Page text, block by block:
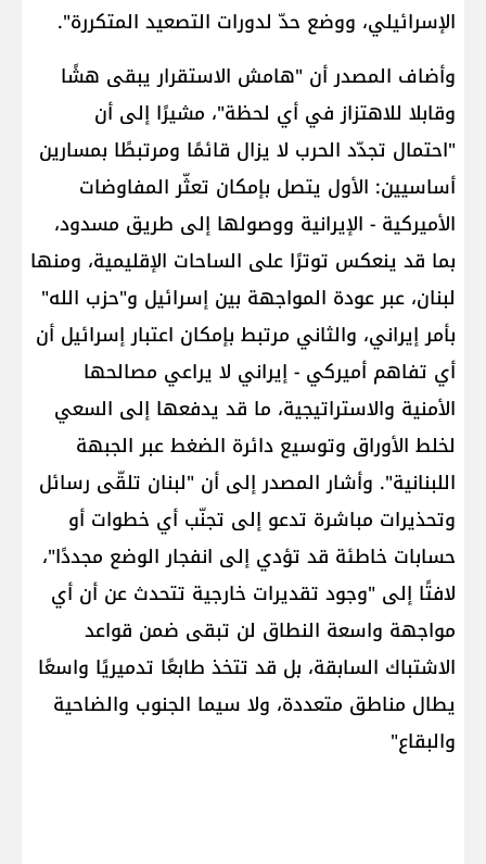
الإسرائيلي، ووضع حدّ لدورات التصعيد المتكررة".
وأضاف المصدر أن "هامش الاستقرار يبقى هشًا
وقابلا للاهتزاز في أي لحظة"، مشيرًا إلى أن
"احتمال تجدّد الحرب لا يزال قائمًا ومرتبطًا بمسارين
أساسيين: الأول يتصل بإمكان تعثّر المفاوضات
الأميركية - الإيرانية ووصولها إلى طريق مسدود،
بما قد ينعكس توترًا على الساحات الإقليمية، ومنها
لبنان، عبر عودة المواجهة بين إسرائيل و"حزب الله"
بأمر إيراني، والثاني مرتبط بإمكان اعتبار إسرائيل أن
أي تفاهم أميركي - إيراني لا يراعي مصالحها
الأمنية والاستراتيجية، ما قد يدفعها إلى السعي
لخلط الأوراق وتوسيع دائرة الضغط عبر الجبهة
اللبنانية". وأشار المصدر إلى أن "لبنان تلقّى رسائل
وتحذيرات مباشرة تدعو إلى تجنّب أي خطوات أو
حسابات خاطئة قد تؤدي إلى انفجار الوضع مجددًا"،
لافتًا إلى "وجود تقديرات خارجية تتحدث عن أن أي
مواجهة واسعة النطاق لن تبقى ضمن قواعد
الاشتباك السابقة، بل قد تتخذ طابعًا تدميريًا واسعًا
يطال مناطق متعددة، ولا سيما الجنوب والضاحية
والبقاع"